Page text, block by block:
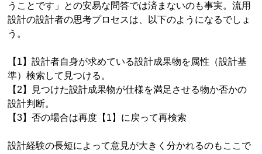
うことです」との安易な問答では済まないのも事実。流用
設計の設計者の思考プロセスは、以下のようになるでしょ
う。
【1】設計者自身が求めている設計成果物を属性（設計基
準）検索して見つける。
【2】見つけた設計成果物が仕様を満足させる物か否かの
設計判断。
【3】否の場合は再度【1】に戻って再検索
設計経験の長短によって意見が大きく分かれるのもここで